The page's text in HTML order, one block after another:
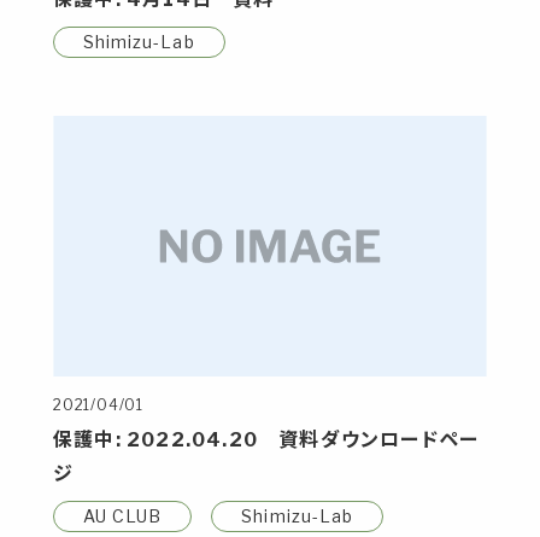
Shimizu-Lab
2021/04/01
保護中: 2022.04.20 資料ダウンロードペー
ジ
AU CLUB Shimizu-Lab